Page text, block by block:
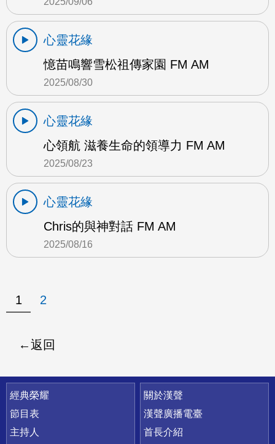
心靈花緣
憶苗鳴響雪松祖傳家園 FM AM
2025/08/30
心靈花緣
心領航 滋養生命的領導力 FM AM
2025/08/23
心靈花緣
Chris的與神對話 FM AM
2025/08/16
1 2
返回
快速連結
經典榮耀
節目表
主持人
關於漢聲
漢聲廣播電臺
首長介紹